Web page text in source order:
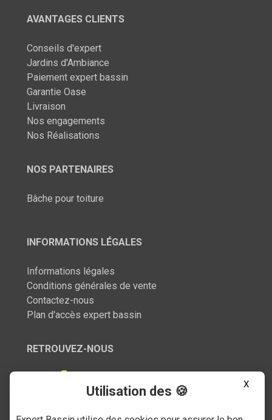
AVANTAGES CLIENTS
Conseils d'expert
Jardins d'Ambiance
Paiement expert bassin
Garantie Oase
Livraison
Nos engagements
Nos Réalisations
NOS PARTENAIRES
Bâche pour toiture
INFORMATIONS LÉGALES
Informations légales
Conditions générales de vente
Contactez-nous
Plan d'accès expert bassin
RETROUVEZ-NOUS
X
Utilisation des 🍪